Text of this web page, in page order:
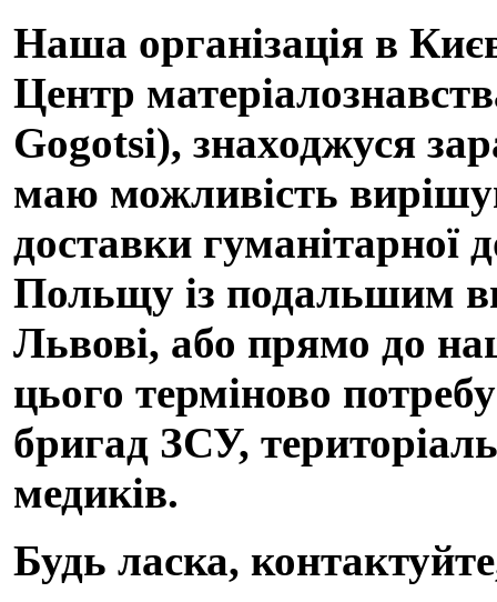
Наша організація в
Центр
Gogotsi), знаходжуся
маю можливість
доставки гуманітарної
Польщу із подальшим
Львові, або прямо до
цього терміново
бригад ЗСУ,
медиків.
Будь ласка,